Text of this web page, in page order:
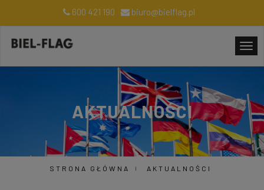
600 421 190 biuro@bielflag.pl
AKTUALNOŚCI
STRONA GŁÓWNA AKTUALNOŚCI